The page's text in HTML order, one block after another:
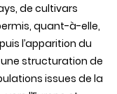
de cultivars
quant-à-elle,
l’apparition du
structuration de
issues de la